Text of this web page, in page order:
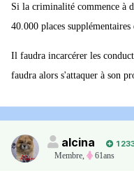
Si la criminalité commence à
40.000 places
Il faudra incarcérer les
faudra alors s'attaquer à son
alcina
1
Membre, 61ans